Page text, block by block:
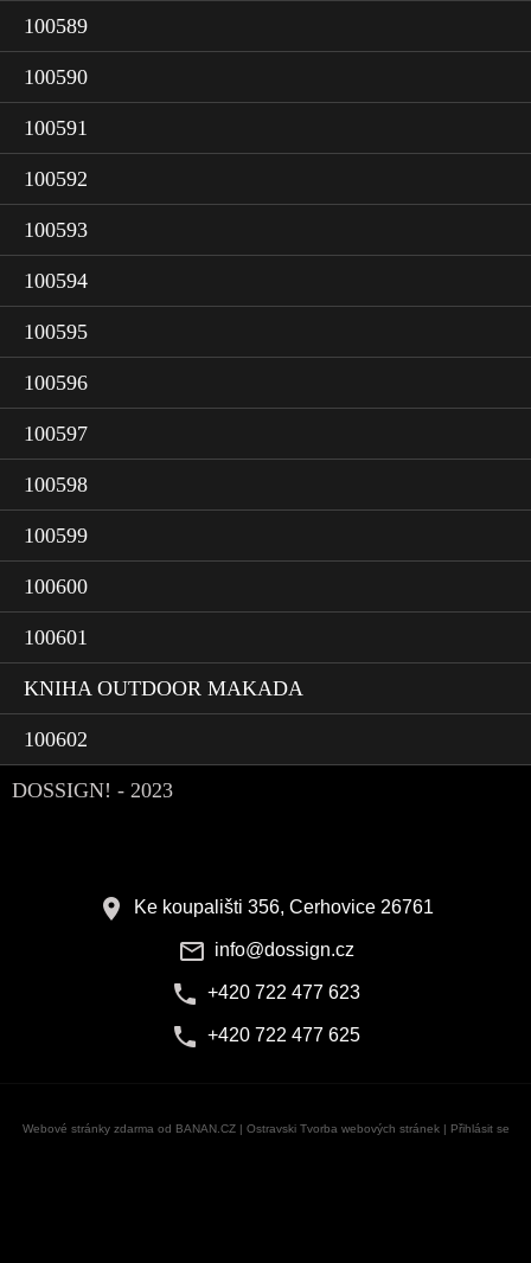
100589
100590
100591
100592
100593
100594
100595
100596
100597
100598
100599
100600
100601
KNIHA OUTDOOR MAKADA
100602
DOSSIGN! - 2023
Ke koupališti 356, Cerhovice 26761
info@dossign.cz
+420 722 477 623
+420 722 477 625
Webové stránky zdarma od BANAN.CZ| Ostravski Tvorba webových stránek | Přihlásit se